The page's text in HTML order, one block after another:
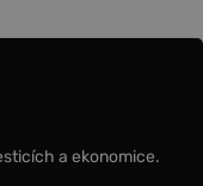
a ekonomice.